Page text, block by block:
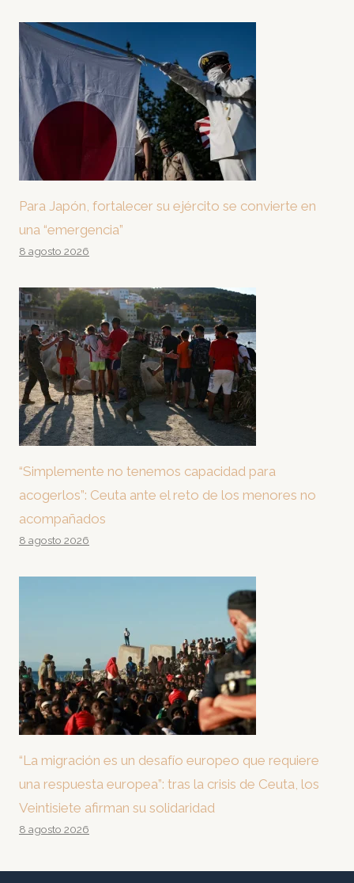
Para Japón, fortalecer su ejército se convierte en
una “emergencia”
8 agosto 2026
“Simplemente no tenemos capacidad para
acogerlos”: Ceuta ante el reto de los menores no
acompañados
8 agosto 2026
“La migración es un desafío europeo que requiere
una respuesta europea”: tras la crisis de Ceuta, los
Veintisiete afirman su solidaridad
8 agosto 2026